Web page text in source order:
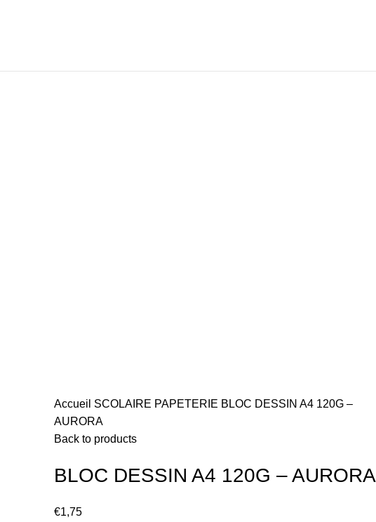
Accueil SCOLAIRE PAPETERIE BLOC DESSIN A4 120G –
AURORA
Back to products
BLOC DESSIN A4 120G – AURORA
€1,75